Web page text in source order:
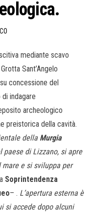
mediante scavo
Sant’Angelo
su concessione del
indagare
archeologico
preistorica della cavità.
della Murgia
di Lizzano, si apre
e si sviluppa per
Soprintendenza
– . L’apertura esterna è
si accede dopo alcuni